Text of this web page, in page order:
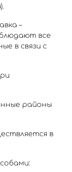
–
все
в связи с
районы
в